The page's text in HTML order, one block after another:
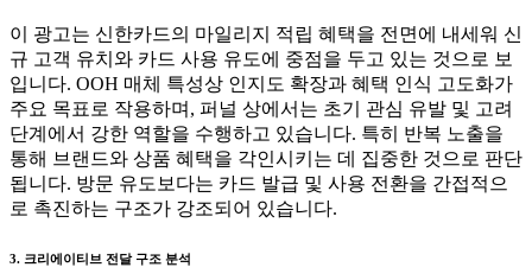
이 광고는 신한카드의 마일리지 적립 혜택을 전면에 내세워 신
규 고객 유치와 카드 사용 유도에 중점을 두고 있는 것으로 보
입니다. OOH 매체 특성상 인지도 확장과 혜택 인식 고도화가
주요 목표로 작용하며, 퍼널 상에서는 초기 관심 유발 및 고려
단계에서 강한 역할을 수행하고 있습니다. 특히 반복 노출을
통해 브랜드와 상품 혜택을 각인시키는 데 집중한 것으로 판단
됩니다. 방문 유도보다는 카드 발급 및 사용 전환을 간접적으
로 촉진하는 구조가 강조되어 있습니다.
3. 크리에이티브 전달 구조 분석